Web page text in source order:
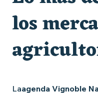
los
Laagenda Vignoble